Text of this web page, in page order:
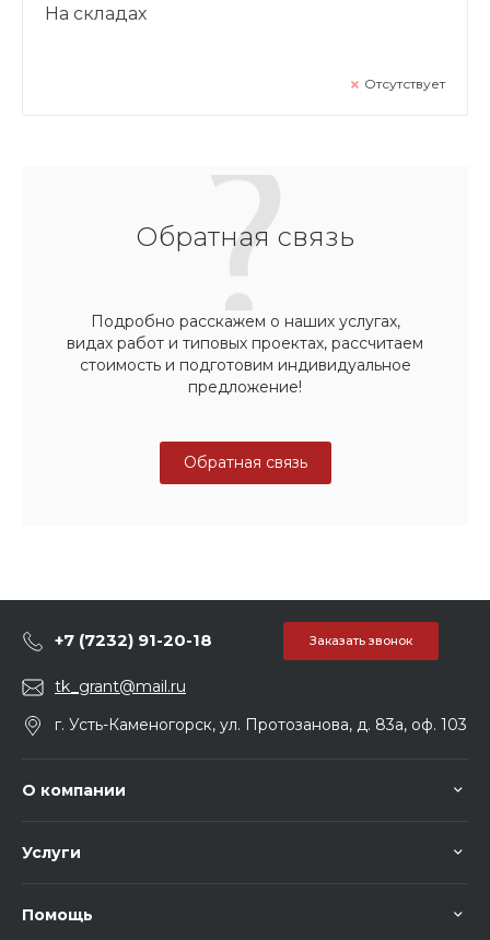
На складах
Отсутствует
Обратная связь
Подробно расскажем о наших услугах,
видах работ и типовых проектах, рассчитаем
стоимость и подготовим индивидуальное
предложение!
Обратная связь
+7 (7232) 91-20-18 Заказать звонок
tk_grant@mail.ru
г. Усть-Каменогорск, ул. Протозанова, д. 83а, оф. 103
О компании
Услуги
Помощь